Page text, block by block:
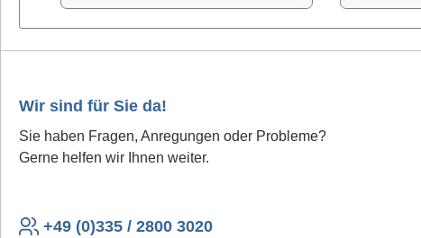
Wir sind für Sie da!
Sie haben Fragen, Anregungen oder Probleme?
Gerne helfen wir Ihnen weiter.
+49 (0)335 / 2800 3020